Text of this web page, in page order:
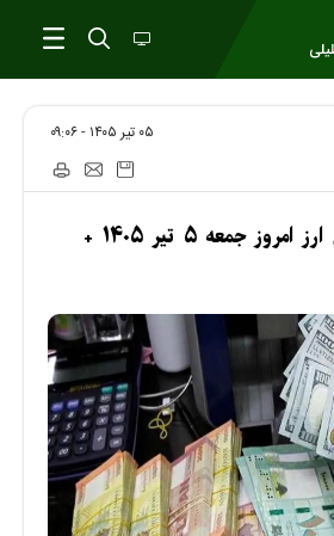
۰۵ تير ۱۴۰۵ - ۰۹:۰۶
قیمت جدید انواع ارز امروز جمعه ۵ تیر ۱۴۰۵ +